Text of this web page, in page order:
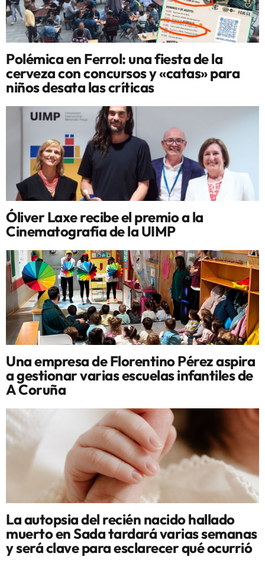
Polémica en Ferrol: una fiesta de la
cerveza con concursos y «catas» para
niños desata las críticas
Óliver Laxe recibe el premio a la
Cinematografía de la UIMP
Una empresa de Florentino Pérez aspira
a gestionar varias escuelas infantiles de
A Coruña
La autopsia del recién nacido hallado
muerto en Sada tardará varias semanas
y será clave para esclarecer qué ocurrió